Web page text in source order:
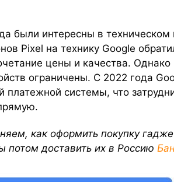
были интересны в техническом
Pixel на технику Google
цены и качества. Однако
ограничены. С 2022 года
платежной системы, что
как оформить покупку
потом доставить их в Россию